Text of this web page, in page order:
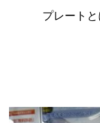
プレート